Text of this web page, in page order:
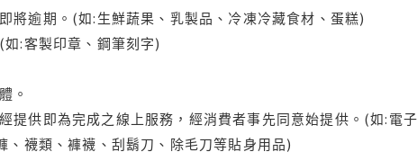
將逾期。(如:生鮮蔬果、乳製品、冷凍冷藏食材、蛋糕)
:客製印章、鋼筆刻字)
。
提供即為完成之線上服務，經消費者事先同意始提供。(如:電
襪類、褲襪、刮鬍刀、除毛刀等貼身用品)